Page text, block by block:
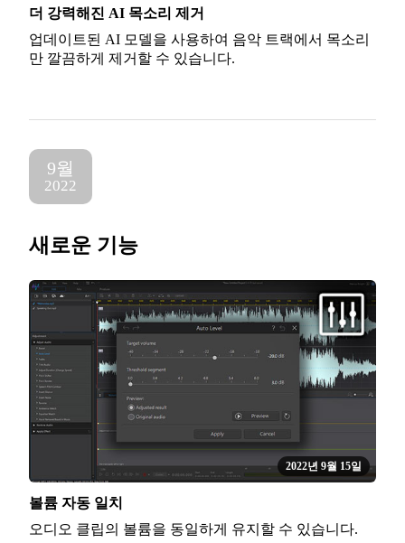
더 강력해진 AI 목소리 제거
업데이트된 AI 모델을 사용하여 음악 트랙에서 목소리
만 깔끔하게 제거할 수 있습니다.
9월
2022
새로운 기능
2022년 9월 15일
볼륨 자동 일치
오디오 클립의 볼륨을 동일하게 유지할 수 있습니다.